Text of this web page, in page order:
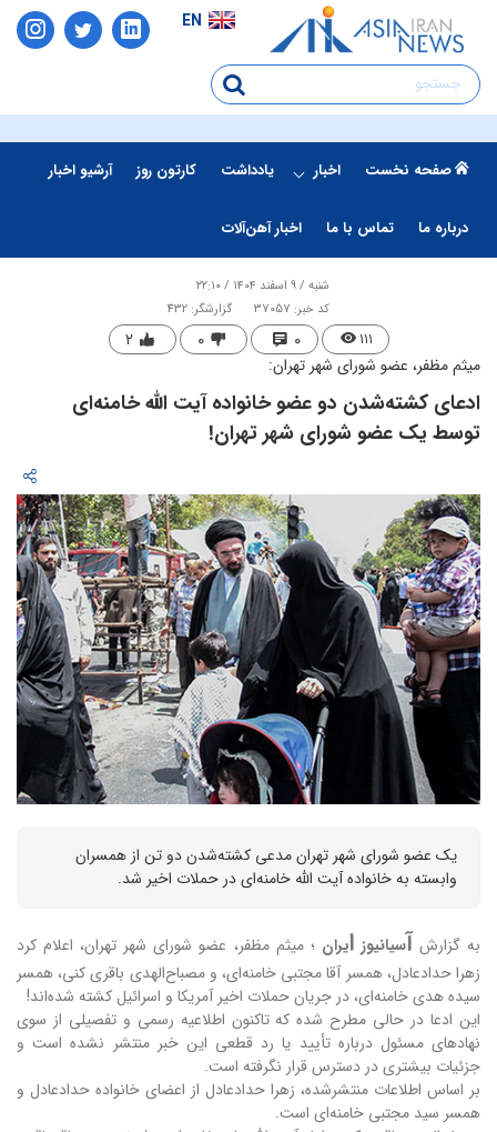
EN
صفحه نخست اخبار یادداشت کارتون روز آرشیو اخبار
درباره ما تماس با ما اخبار آهن‌آلات
شنبه / ۹ اسفند ۱۴۰۴ / ۲۲:۱۰
کد خبر: 37057
گزارشگر: 432
۱۱۱ ۰ ۰ ۲
میثم مظفر، عضو شورای شهر تهران:
ادعای کشته‌شدن دو عضو خانواده آیت الله خامنه‌ای
توسط یک عضو شورای شهر تهران!
یک عضو شورای شهر تهران مدعی کشته‌شدن دو تن از همسران
وابسته به خانواده آیت الله خامنه‌ای در حملات اخیر شد.
به گزارش آسیانیوزایران؛ میثم مظفر، عضو شورای شهر تهران، اعلام کرد
زهرا حدادعادل، همسر آقا مجتبی خامنه‌ای، و مصباح‌الهدی باقری کنی، همسر
سیده هدی خامنه‌ای، در جریان حملات اخیر آمریکا و اسرائیل کشته شده‌اند!
این ادعا در حالی مطرح شده که تاکنون اطلاعیه رسمی و تفصیلی از سوی
نهادهای مسئول درباره تأیید یا رد قطعی این خبر منتشر نشده است و
جزئیات بیشتری در دسترس قرار نگرفته است.
بر اساس اطلاعات منتشرشده، زهرا حدادعادل از اعضای خانواده حدادعادل و
همسر سید مجتبی خامنه‌ای است.